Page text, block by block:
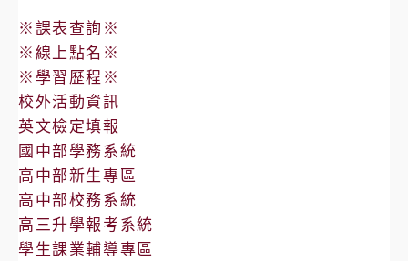
※課表查詢※
※線上點名※
※學習歷程※
校外活動資訊
英文檢定填報
國中部學務系統
高中部新生專區
高中部校務系統
高三升學報考系統
學生課業輔導專區